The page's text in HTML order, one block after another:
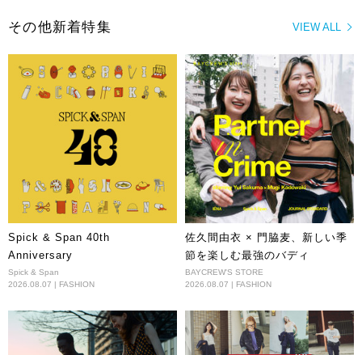
VIEW ALL
その他新着特集
Spick & Span 40th
Anniversary
Spick & Span
2026.08.07 | FASHION
佐久間由衣 × 門脇麦、新しい季
節を楽しむ最強のバディ
BAYCREW'S STORE
2026.08.07 | FASHION